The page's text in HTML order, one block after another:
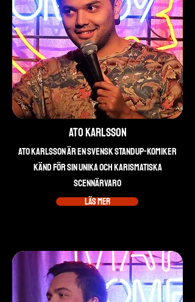
Ato Karlsson
Ato Karlsson är en svensk standup-komiker
känd för sin unika och karismatiska
scennärvaro
Läs mer